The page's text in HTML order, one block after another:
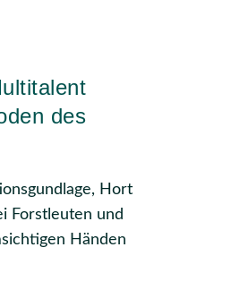
des
Hort
Forstleuten und
Händen